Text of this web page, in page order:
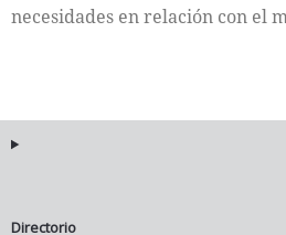
necesidades en relación con el
Directorio